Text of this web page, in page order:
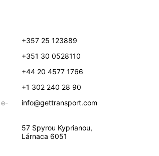
+357 25 123889
+351 30 0528110
+44 20 4577 1766
+1 302 240 28 90
e-
info@gettransport.com
57 Spyrou Kyprianou,
Lárnaca 6051